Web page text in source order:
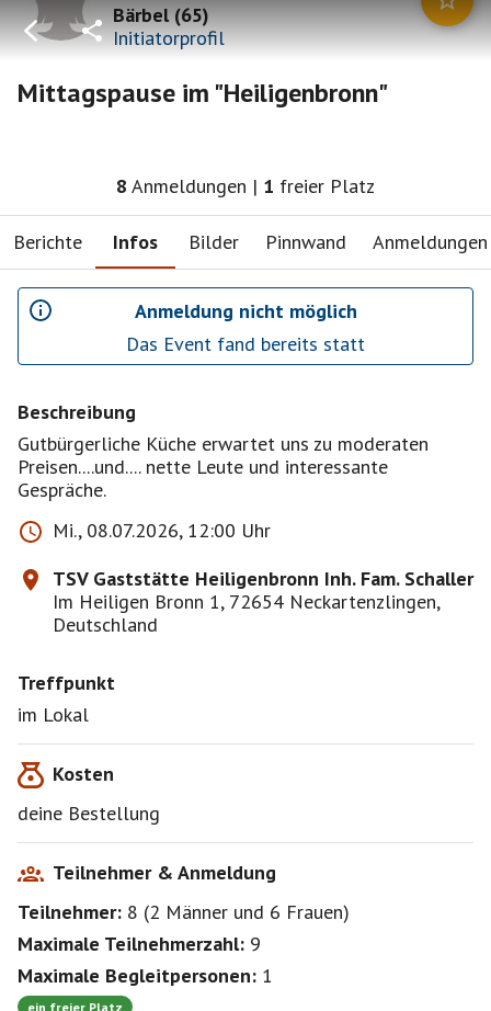
Bärbel(65)
Initiatorprofil
Mittagspause im "Heiligenbronn"
8 Anmeldungen | 1 freier Platz
Berichte Infos Bilder Pinnwand Anmeldungen
Anmeldung nicht möglich
Das Event fand bereits statt
Beschreibung
Gutbürgerliche Küche erwartet uns zu moderaten
Preisen....und.... nette Leute und interessante
Mi., 08.07.2026, 12:00 Uhr
TSV Gaststätte Heiligenbronn Inh. Fam. Schaller
Im Heiligen Bronn 1, 72654 Neckartenzlingen,
Deutschland
Treffpunkt
im Lokal
Kosten
deine Bestellung
Teilnehmer & Anmeldung
Teilnehmer: 8 (2 Männer und 6 Frauen)
Maximale Teilnehmerzahl: 9
Maximale Begleitpersonen: 1
ein freier Platz